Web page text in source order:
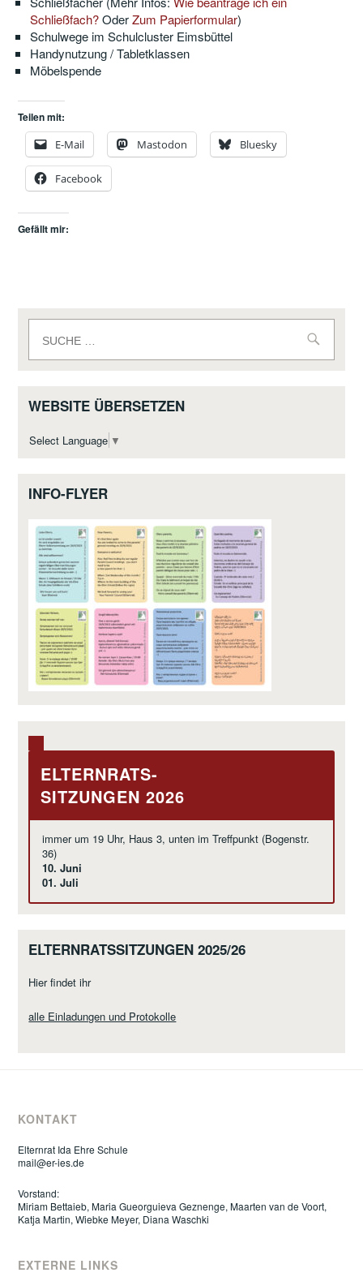
Schließfach?OderZum Papierformular)
Schulwege im Schulcluster Eimsbüttel
Handynutzung / Tabletklassen
Möbelspende
Teilen mit:
E-Mail
Mastodon Bluesky
Facebook
Gefällt mir:
Suche
nach:
WEBSITE ÜBERSETZEN
Select Language ▼
INFO-FLYER
ELTERNRATS-
SITZUNGEN 2026
immer um 19 Uhr, Haus 3, unten im Treffpunkt (Bogenstr.
36)
10. Juni
01. Juli
ELTERNRATSSITZUNGEN 2025/26
Hier findet ihr
alle Einladungen und Protokolle
KONTAKT
Elternrat Ida Ehre Schule
mail@er-ies.de
Vorstand:
Miriam Bettaieb, Maria Gueorguieva Geznenge, Maarten van de Voort,
Katja Martin, Wiebke Meyer, Diana Waschki
EXTERNE LINKS